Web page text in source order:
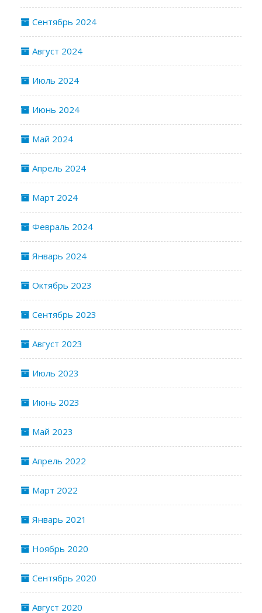
Сентябрь 2024
Август 2024
Июль 2024
Июнь 2024
Май 2024
Апрель 2024
Март 2024
Февраль 2024
Январь 2024
Октябрь 2023
Сентябрь 2023
Август 2023
Июль 2023
Июнь 2023
Май 2023
Апрель 2022
Март 2022
Январь 2021
Ноябрь 2020
Сентябрь 2020
Август 2020